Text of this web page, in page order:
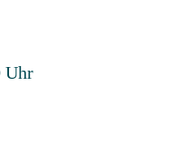
Uhr